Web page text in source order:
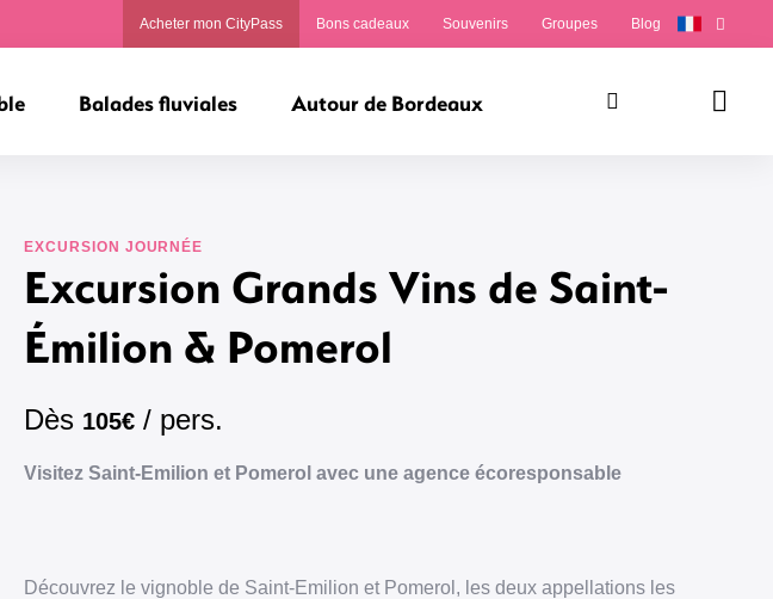
Acheter mon CityPass Bons cadeaux Souvenirs Groupes Blog
RechercherPanier
Balades fluviales Autour de Bordeaux
EXCURSION JOURNÉE
Excursion Grands Vins de Saint-
Émilion & Pomerol
Dès 105€ / pers.
Visitez Saint-Emilion et Pomerol avec une agence écoresponsable
Découvrez le vignoble de Saint-Emilion et Pomerol, les deux appellations les